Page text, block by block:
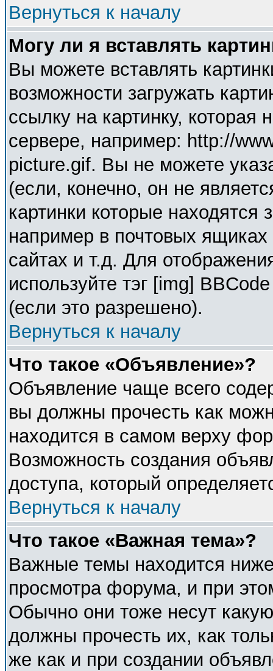
Вернуться к началу
Могу ли я вставлять
Вы можете вставлять
возможности загружать
ссылку на картинку,
сервере, например: http://
picture.gif. Вы не можете
(если, конечно, он не
картинки которые
например в почтовых
сайтах и т.д. Для
используйте тэг [img]
(если это разрешено).
Вернуться к началу
Что такое «Объявление»?
Объявление чаще всего
вы должны прочесть как
находится в самом верху
Возможность создания
доступа, который
Вернуться к началу
Что такое «Важная тема»?
Важные темы находится
просмотра форума, и при
Обычно они тоже несут
должны прочесть их, как
же как и при создании